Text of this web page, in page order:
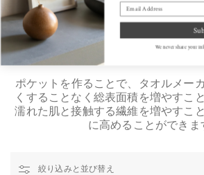
Home / 格子模様+ワッフル
格子模様+ワッフ
ワッフルや格子模様のタオルの独特
超えた外観をデザインするだけで
ポケットを作ることで、タオルメー
くすることなく総表面積を増やすこ
濡れた肌と接触する繊維を増やすこ
に高めることができま
絞り込みと並び替え
We never share your